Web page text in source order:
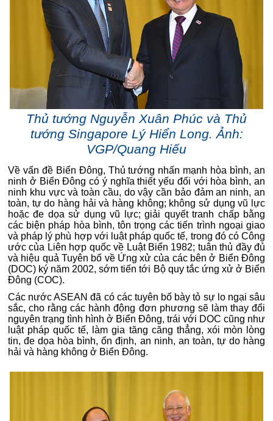
Thủ tướng Nguyễn Xuân Phúc và Thủ
tướng Singapore Lý Hiển Long. Ảnh:
VGP/Quang Hiếu
Về vấn đề Biển Đông, Thủ tướng nhấn mạnh hòa bình, an
ninh ở Biển Đông có ý nghĩa thiết yếu đối với hòa bình, an
ninh khu vực và toàn cầu, do vậy cần bảo đảm an ninh, an
toàn, tự do hàng hải và hàng không; không sử dụng vũ lực
hoặc đe dọa sử dụng vũ lực; giải quyết tranh chấp bằng
các biện pháp hòa bình, tôn trọng các tiến trình ngoại giao
và pháp lý phù hợp với luật pháp quốc tế, trong đó có Công
ước của Liên hợp quốc về Luật Biển 1982; tuân thủ đầy đủ
và hiệu quả Tuyên bố về Ứng xử của các bên ở Biển Đông
(DOC) ký năm 2002, sớm tiến tới Bộ quy tắc ứng xử ở Biển
Đông (COC).
Các nước ASEAN đã có các tuyên bố bày tỏ sự lo ngại sâu
sắc, cho rằng các hành động đơn phương sẽ làm thay đổi
nguyên trạng tình hình ở Biển Đông, trái với DOC cũng như
luật pháp quốc tế, làm gia tăng căng thẳng, xói mòn lòng
tin, đe dọa hòa bình, ổn định, an ninh, an toàn, tự do hàng
hải và hàng không ở Biển Đông.